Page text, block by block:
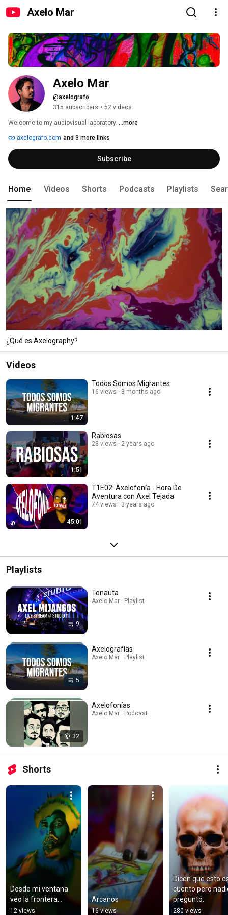
Axelo Mar
Axelo Mar
@axelografo
315 subscribers • 52 videos
Welcome to my audiovisual laboratory. ...more
axelografo.com and 3 more links
Subscribe
Home Videos Shorts Podcasts Playlists
¿Qué es Axelography?
Videos
1:47
Todos Somos Migrantes
16 views 3 months ago
1:51
Rabiosas
28 views 2 years ago
45:01
T1E02: Axelofonía - Hora De
Aventura con Axel Tejada
74 views 3 years ago
Playlists
9
Tonauta
Axelo Mar · Playlist
5
Axelografías
Axelo Mar · Playlist
32
Axelofonías
Axelo Mar · Podcast
Shorts
Desde mi ventana
veo la frontera...
12 views
Arcanos
16 views
Dicen que esto
cuento pero
preguntó.
280 views